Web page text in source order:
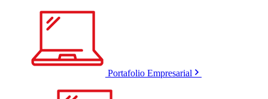
Portafolio Empresarial